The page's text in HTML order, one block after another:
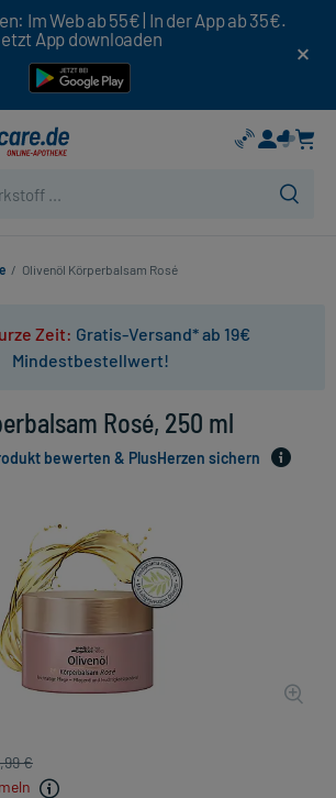
Im Web ab 55€ | In der App ab 35€.
App downloaden
/ Olivenöl Körperbalsam Rosé
Zeit: Gratis-Versand* ab 19€
Mindestbestellwert!
Rosé, 250 ml
bewerten & PlusHerzen sichern
€